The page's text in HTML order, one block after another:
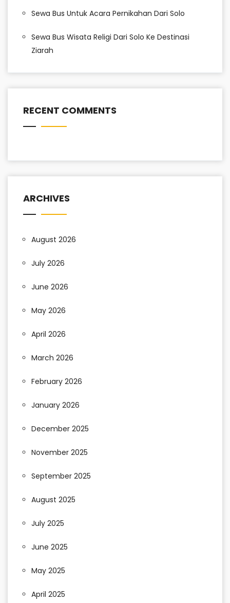
Sewa Bus Untuk Acara Pernikahan Dari Solo
Sewa Bus Wisata Religi Dari Solo Ke Destinasi
Ziarah
RECENT COMMENTS
ARCHIVES
August 2026
July 2026
June 2026
May 2026
April 2026
March 2026
February 2026
January 2026
December 2025
November 2025
September 2025
August 2025
July 2025
June 2025
May 2025
April 2025